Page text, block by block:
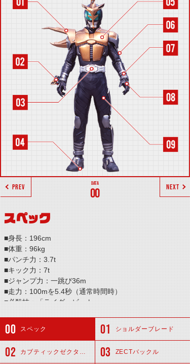
00
PREV NEXT
スペック
■身長：196cm
■体重：96kg
■パンチ力：3.7t
■キック力：7t
■ジャンプ力：一跳び36m
■走力：100mを5.4秒（通常時間時）
■必殺技：「ライダービート」
スペック ショルダーブレード
カブティックゼクター（ケタロス） ZECTバックル